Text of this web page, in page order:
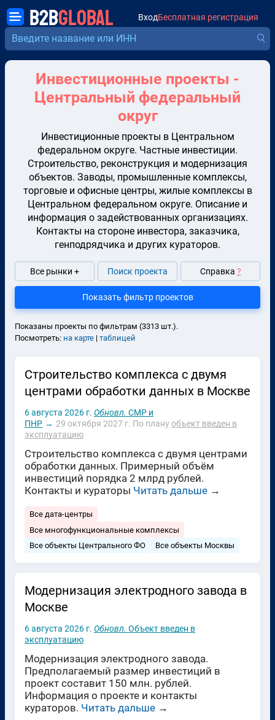
B2BGLOBAL ВходБесплатная регистрация
Инвестиционные проекты -
Центральный федеральный
округ
Инвестиционные проекты в Центральном
федеральном округе. Частные инвестиции.
Строительство, реконструкция и модернизация
объектов. Заводы, промышленные комплексы,
торговые и офисные центры, жилые комплексы в
Центральном федеральном округе. Описание и
информация о задействованных организациях.
Контакты на стороне инвестора, заказчика,
генподрядчика и других кураторов.
Все рынки + Поиск проекта Справка ?
Показать фильтр проектов
Показаны проекты по фильтрам (3313 шт.).
Посмотреть: на карте | таблицей
Строительство комплекса с двумя
центрами обработки данных в Москве
6 августа 2026 г. Обновл. СМР и
ПНР → 29 октября 2027 г. По плануобъект введен в
эксплуатацию
Строительство комплекса с двумя центрами
обработки данных. Примерный объём
инвестиций порядка 2 млрд рублей.
Контакты и кураторы Читать дальше →
Все дата-центры
Все многофункциональные комплексы
Все объекты Центрального ФО
Все объекты Москвы
Модернизация электродного завода в
Москве
6 августа 2026 г. Обновл. Объект введен в
эксплуатацию
Модернизация электродного завода.
Предполагаемый размер инвестиций в
проект составит 150 млн. рублей.
Информация о проекте и контакты
кураторов. Читать дальше →